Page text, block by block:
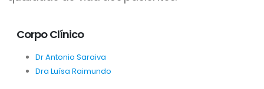
Corpo Clínico
Dr Antonio Saraiva
Dra Luísa Raimundo